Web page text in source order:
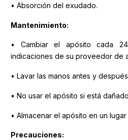
• Absorción del exudado.
Mantenimiento:
• Cambiar el apósito cada
indicaciones de su proveedor de
• Lavar las manos antes y
• No usar el apósito si está
• Almacenar el apósito en un
Precauciones: